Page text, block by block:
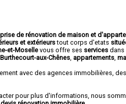
de rénovation de maison et
et extérieurstout corps d'etats
et-Mosellevous offre ses services
aux-Chênes appartements ,
avec des agences immobilières, des
pour plus d'informations, nous